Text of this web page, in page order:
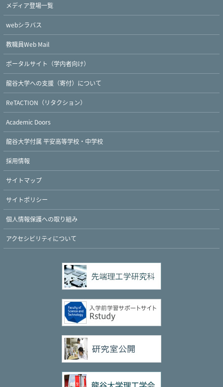
Twitter FacebookYouTube
メディア登場一覧
webシラバス
教職員Web Mail
ポータルサイト（学内者向け）
龍谷大学への支援（寄付）について
ReTACTION（リタクション）
Academic Doors
龍谷大学付属 平安高等学校・中学校
採用情報
サイトマップ
サイトポリシー
個人情報保護への取り組み
アクセシビリティについて